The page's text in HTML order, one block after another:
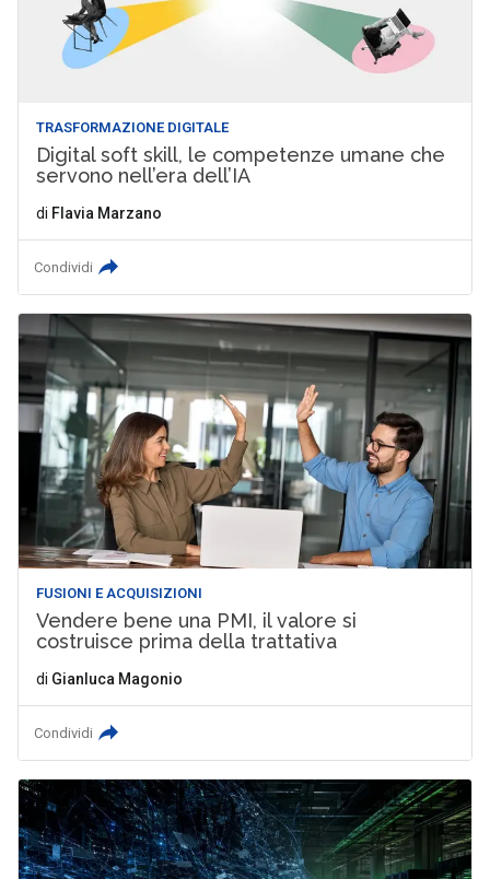
TRASFORMAZIONE DIGITALE
Digital soft skill, le competenze umane che
servono nell’era dell’IA
di Flavia Marzano
Condividi
FUSIONI E ACQUISIZIONI
Vendere bene una PMI, il valore si
costruisce prima della trattativa
di Gianluca Magonio
Condividi